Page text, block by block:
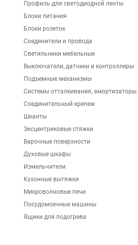
Профиль для светодиодной ленты
Блоки питания
Блоки розеток
Соединители и провода
Светильники мебельные
Выключатели, датчики и контроллеры
Подъемные механизмы
Системы отталкивания, амортизаторы
Соединительный крепеж
Шканты
Эксцентриковые стяжки
Варочные поверхности
Духовые шкафы
Измельчители
Кухонные вытяжки
Микроволновые печи
Посудомоечные машины
Ящики для подогрева